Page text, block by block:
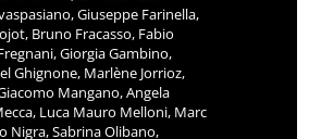
Giuseppe Farinella,
Bruno Fracasso, Fabio
Giorgia Gambino,
Ghignone, Marlène Jorrioz,
Mangano, Angela
Luca Mauro Melloni, Marc
Nigra, Sabrina Olibano,